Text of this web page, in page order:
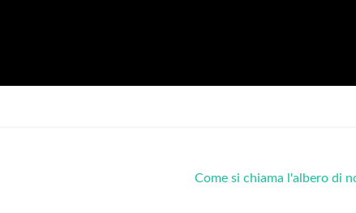
Come si chiama l'albero di